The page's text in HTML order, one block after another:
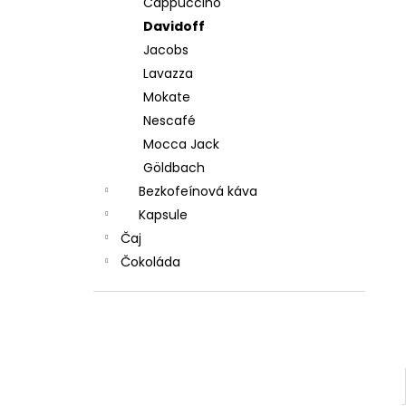
Davidoff
Jacobs
Lavazza
Mokate
Nescafé
Mocca Jack
Göldbach
Bezkofeínová káva
Kapsule
Čaj
Čokoláda
POPRADSKÁ COLOMBIA ZRNKOVÁ KÁVA
Pôvodne:€7